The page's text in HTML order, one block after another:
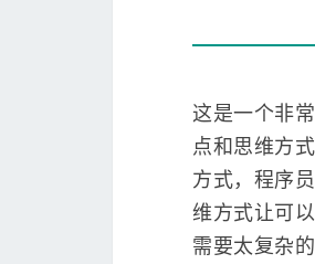
这是一个非
点和思维方
方式，程序
维方式让可
需要太复杂